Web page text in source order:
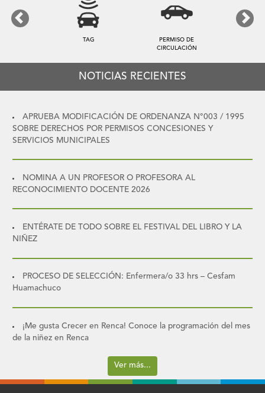
TARIFA DE ASEO
Previous Next
NOTICIAS RECIENTES
APRUEBA MODIFICACIÓN DE ORDENANZA N°003 / 1995
SOBRE DERECHOS POR PERMISOS CONCESIONES Y
SERVICIOS MUNICIPALES
NOMINA A UN PROFESOR O PROFESORA AL
RECONOCIMIENTO DOCENTE 2026
ENTÉRATE DE TODO SOBRE EL FESTIVAL DEL LIBRO Y LA
NIÑEZ
PROCESO DE SELECCIÓN: Enfermera/o 33 hrs – Cesfam
Huamachuco
¡Me gusta Crecer en Renca! Conoce la programación del mes
de la niñez en Renca
Ver más...